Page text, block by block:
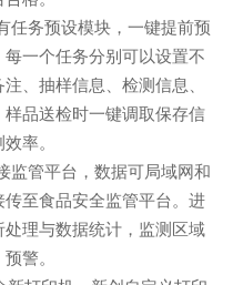
务预设模块，一键提前预
一个任务分别可以设置不
、抽样信息、检测信息、
品送检时一键调取保存信
率。
管平台，数据可局域网和
至食品安全监管平台。进
理与数据统计，监测区域
警。